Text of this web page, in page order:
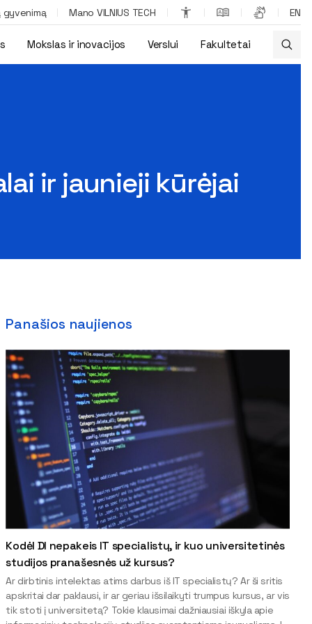
gyvenimą Mano VILNIUS TECH EN
Mokslas ir inovacijos Verslui Fakultetai
ir jaunieji kūrėjai
Panašios naujienos
Kodėl DI nepakeis IT specialistų, ir kuo universitetinės
studijos pranašesnės už kursus?
Ar dirbtinis intelektas atims darbus iš IT specialistų? Ar ši sritis
apskritai dar paklausi, ir ar geriau išsilaikyti trumpus kursus, ar vis
tik stoti į universitetą? Tokie klausimai dažniausiai iškyla apie